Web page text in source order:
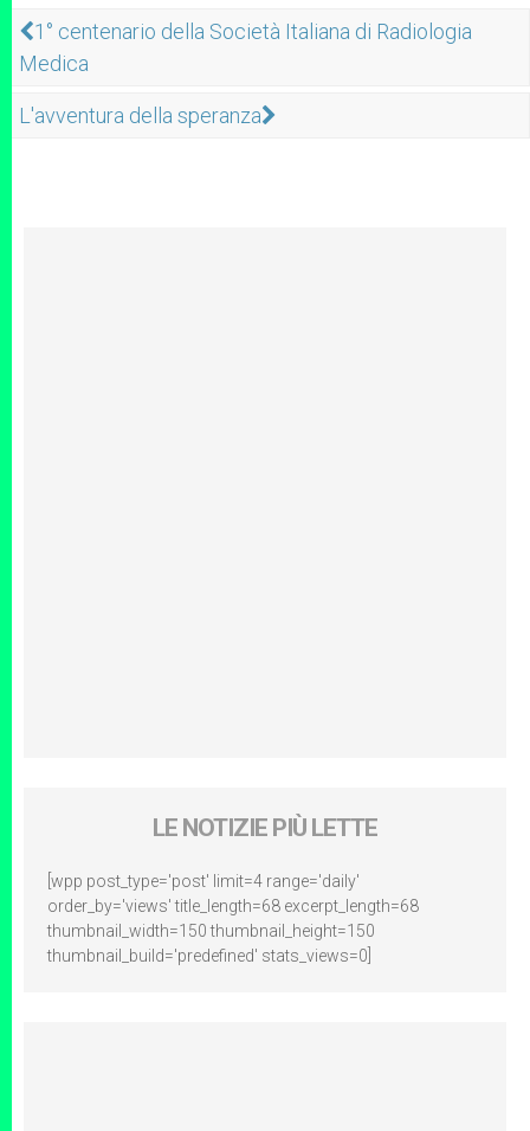
1° centenario della Società Italiana di Radiologia
Medica
L'avventura della speranza
LE NOTIZIE PIÙ LETTE
[wpp post_type='post' limit=4 range='daily'
order_by='views' title_length=68 excerpt_length=68
thumbnail_width=150 thumbnail_height=150
thumbnail_build='predefined' stats_views=0]